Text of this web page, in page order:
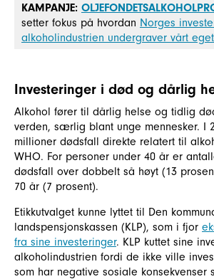
KAMPANJE:
setter fokus på hvordan Norges
alkoholindustrien undergraver vårt
Investeringer i død og dårlig
Alkohol fører til dårlig helse og tidlig
verden, særlig blant unge mennesker. I
millioner dødsfall direkte relatert til
WHO. For personer under 40 år er
dødsfall over dobbelt så høyt (13
70 år (7 prosent).
Etikkutvalget kunne lyttet til Den
landspensjonskassen (KLP), som i fjor
fra sine investeringer. KLP kuttet sine
alkoholindustrien fordi de ikke ville
som har negative sosiale konsekvenser